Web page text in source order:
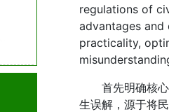
regulations of
advantages and
practicality,
首先明确核心
生误解，源于将